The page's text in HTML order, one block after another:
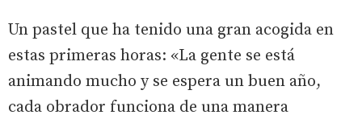
Un pastel que ha tenido una gran acogida en
estas primeras horas: «La gente se está
animando mucho y se espera un buen año,
cada obrador funciona de una manera